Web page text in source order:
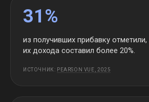
31%
из получивших прибавку отметили,
их дохода составил более 20%.
ИСТОЧНИК: PEARSON VUE, 2025